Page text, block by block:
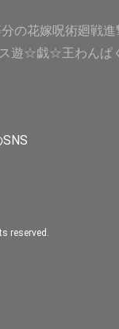
の花嫁呪術廻戦進
遊☆戯☆王わんぱ
reserved.